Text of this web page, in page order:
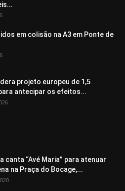
em colisão na A3 em Ponte de
projeto europeu de 1,5
antecipar os efeitos...
canta “Avé Maria” para atenuar
na Praça do Bocage,...